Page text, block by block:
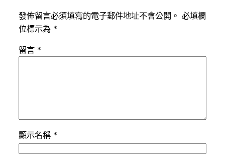
發佈留言必須填寫的電子郵件地址不會公開。 必填欄
位標示為 *
留言 *
顯示名稱 *